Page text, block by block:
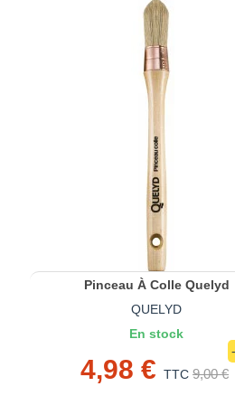
Pinceau À Colle Quelyd
QUELYD
En stock
4,98 € TTC 9,00 €